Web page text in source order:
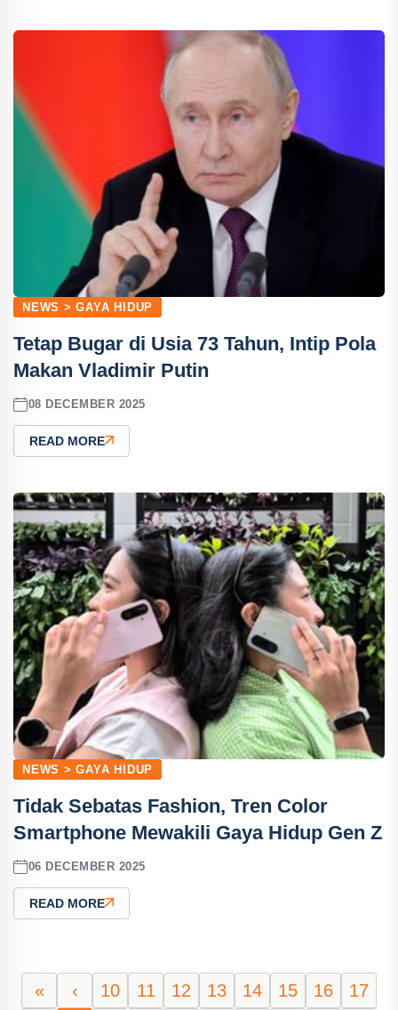
NEWS > GAYA HIDUP
Tetap Bugar di Usia 73 Tahun, Intip Pola
Makan Vladimir Putin
08 DECEMBER 2025
READ MORE
NEWS > GAYA HIDUP
Tidak Sebatas Fashion, Tren Color
Smartphone Mewakili Gaya Hidup Gen Z
06 DECEMBER 2025
READ MORE
« ‹ 10 11 12 13 14 15 16
17